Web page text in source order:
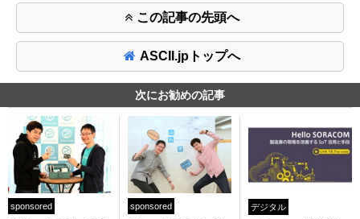
この記事の先頭へ
ASCII.jpトップへ
次にお勧めの記事
sponsored sponsored デジタル